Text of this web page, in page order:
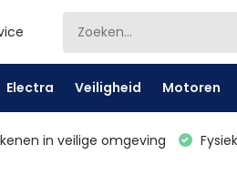
Electra Veiligheid Motoren
in veilige omgeving